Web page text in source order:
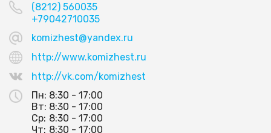
(8212) 560035
+79042710035
komizhest@yandex.ru
http://www.komizhest.ru
http://vk.com/komizhest
Пн: 8:30 - 17:00
Вт: 8:30 - 17:00
Ср: 8:30 - 17:00
Чт: 8:30 - 17:00